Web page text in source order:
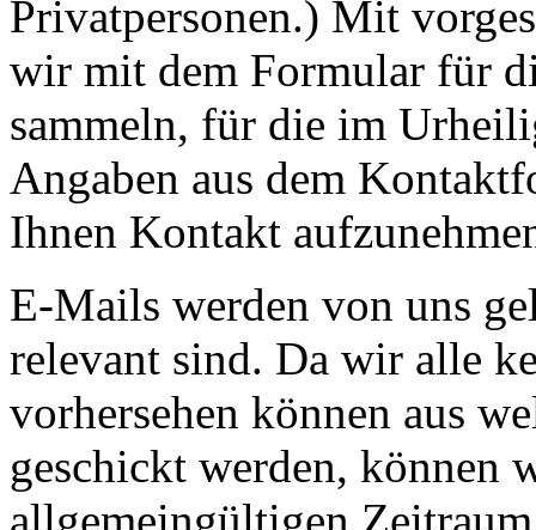
Privatpersonen.) Mit
wir mit dem Formular für
sammeln, für die im
Angaben aus dem
Ihnen Kontakt
E-Mails werden von uns
relevant sind. Da wir alle
vorhersehen können aus
geschickt werden, können